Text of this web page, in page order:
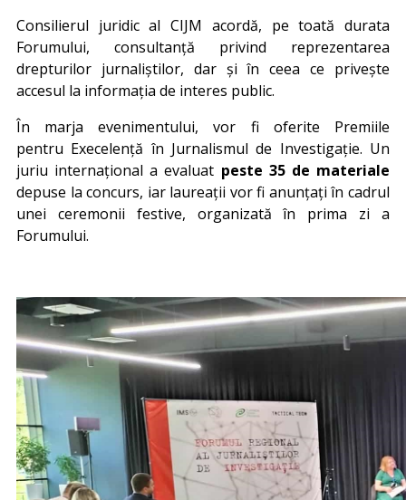
Consilierul juridic al CIJM acordă, pe toată durata
Forumului, consultanță privind reprezentarea
drepturilor jurnaliștilor, dar și în ceea ce privește
accesul la informația de interes public.
În marja evenimentului, vor fi oferite Premiile
pentru Execelență în Jurnalismul de Investigație. Un
juriu internațional a evaluat peste 35 de materiale
depuse la concurs, iar laureații vor fi anunțați în cadrul
unei ceremonii festive, organizată în prima zi a
Forumului.